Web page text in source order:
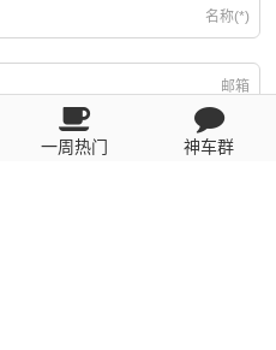
名称(*)
邮箱
一周热门 神车群